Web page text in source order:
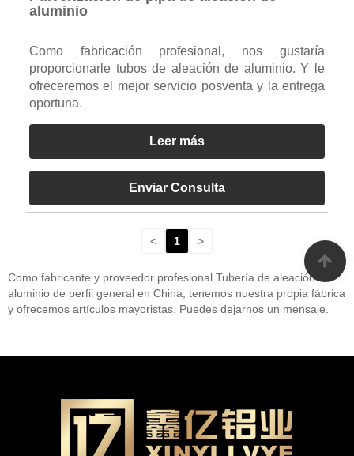
aluminio
Como fabricación profesional, nos gustaría
proporcionarle tubos de aleación de aluminio. Y le
ofreceremos el mejor servicio posventa y la entrega
oportuna.
Leer más
Enviar Consulta
< 1 >
Como fabricante y proveedor profesional Tubería de aleación de
aluminio de perfil general en China, tenemos nuestra propia fábrica
y ofrecemos artículos mayoristas. Puedes dejarnos un mensaje.